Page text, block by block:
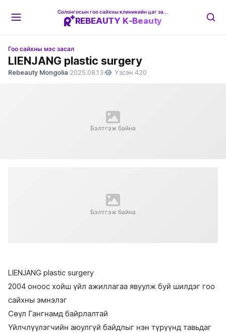
REBEAUTY K-Beauty
Гоо сайхны мэс засал
LIENJANG plastic surgery
Rebeauty Mongolia·2025.08.13· Үзсэн 420
Бэлтгэж байна
Бэлтгэж байна
LIENJANG plastic surgery
2004 оноос хойш үйл ажиллагаа явуулж буй шилдэг гоо
сайхны эмнэлэг
Сөүл Гангнамд байрлалтай
Үйлчлүүлэгчийн аюулгүй байдлыг нэн түрүүнд тавьдаг